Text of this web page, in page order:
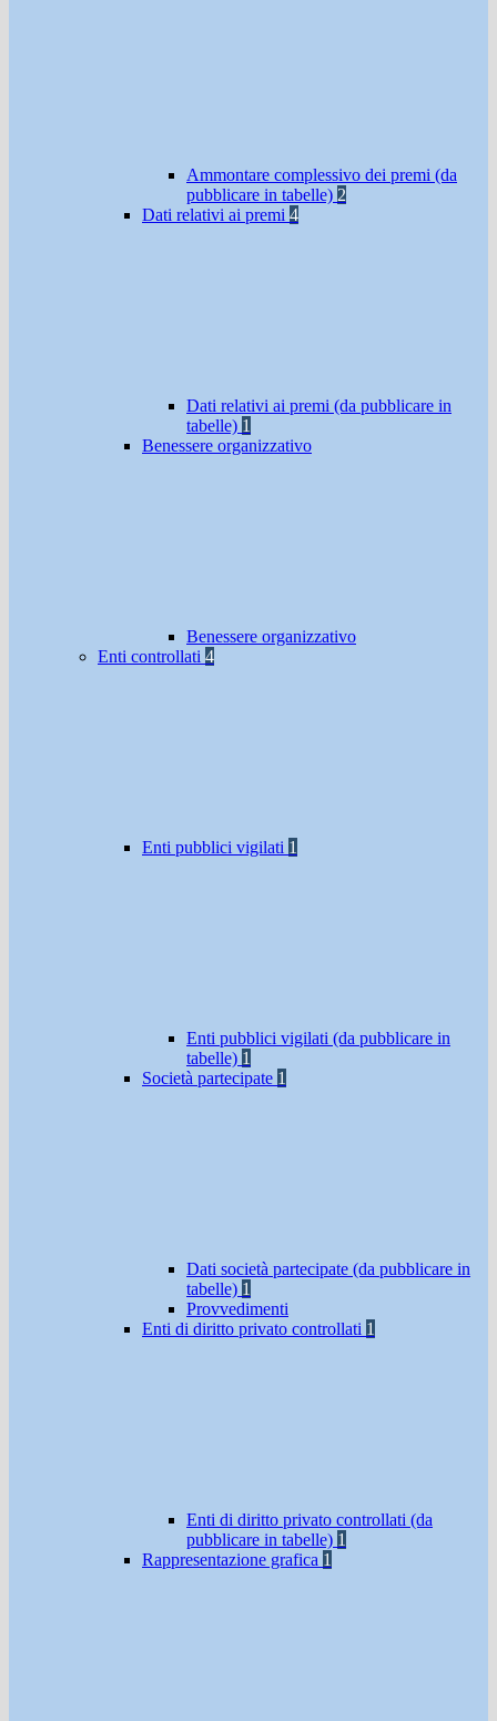
Ammontare complessivo dei premi (da
pubblicare in tabelle) 2
Dati relativi ai premi 4
Dati relativi ai premi (da pubblicare in
tabelle) 1
Benessere organizzativo
Benessere organizzativo
Enti controllati 4
Enti pubblici vigilati 1
Enti pubblici vigilati (da pubblicare in
tabelle) 1
Società partecipate 1
Dati società partecipate (da pubblicare in
tabelle) 1
Provvedimenti
Enti di diritto privato controllati 1
Enti di diritto privato controllati (da
pubblicare in tabelle) 1
Rappresentazione grafica 1